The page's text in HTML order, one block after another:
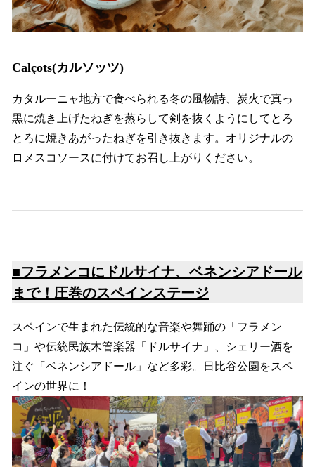
Calçots(カルソッツ)
カタルーニャ地方で食べられる冬の風物詩、炭火で真っ
黒に焼き上げたねぎを蒸らして剣を抜くようにしてとろ
とろに焼きあがったねぎを引き抜きます。オリジナルの
ロメスコソースに付けてお召し上がりください。
■フラメンコにドルサイナ、ベネンシアドール
まで！圧巻のスペインステージ
スペインで生まれた伝統的な音楽や舞踊の「フラメン
コ」や伝統民族木管楽器「ドルサイナ」、シェリー酒を
注ぐ「ベネンシアドール」など多彩。日比谷公園をスペ
インの世界に！